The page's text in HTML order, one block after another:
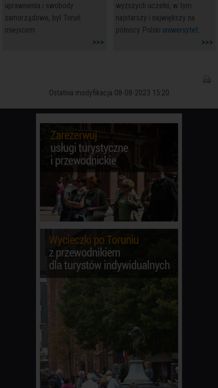
uprawnienia i swobody
samorządowe, był Toruń
miejscem
>>>
wyższych uczelni, w tym
najstarszy i największy na
północy Polski uniwersytet.
>>>
Ostatnia modyfikacja 08-08-2023 15:20